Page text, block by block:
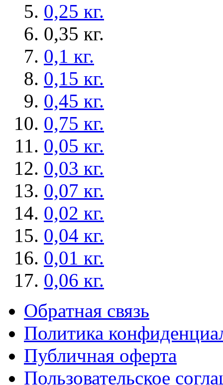
0,25 кг.
0,35 кг.
0,1 кг.
0,15 кг.
0,45 кг.
0,75 кг.
0,05 кг.
0,03 кг.
0,07 кг.
0,02 кг.
0,04 кг.
0,01 кг.
0,06 кг.
Обратная связь
Политика
Публичная оферта
Пользовательское